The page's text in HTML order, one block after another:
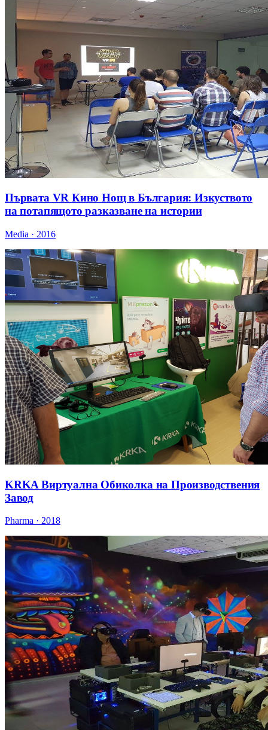
Първата VR Кино Нощ в България: Изкуството
на потапящото разказване на истории
Media · 2016
KRKA Виртуална Обиколка на Производствения
Завод
Pharma · 2018